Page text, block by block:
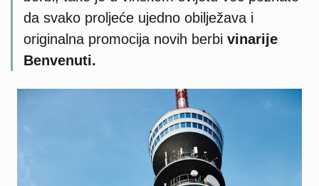
da svako proljeće ujedno obilježava i
originalna promocija novih berbi vinarije
Benvenuti.